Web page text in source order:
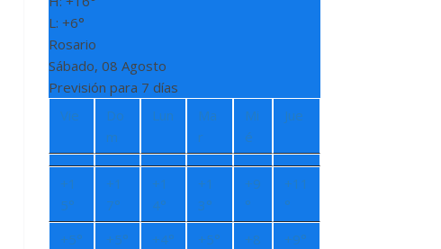
L:+6°
Rosario
Sábado, 08 Agosto
Previsión para 7 días
Vie
Do
m
Lun
Ma
r
Mi
é
Jue
+1
5°
+1
7°
+1
4°
+1
3°
+9
°
+11
°
+5° +5° +4° +5° +8
+9°